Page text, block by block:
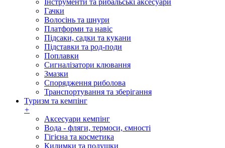
Інструменти та рибальські аксесуари
Гачки
Волосінь та шнури
Платформи та навіс
Підсаки, садки та кукани
Підставки та род-поди
Поплавки
Сигналізатори клювання
Змазки
Спорядження риболова
Транспортування та зберігання
Туризм та кемпінг
+
Аксесуари кемпінг
Вода - фляги, термоси, ємності
Гігієна та косметика
Килимки та подушки